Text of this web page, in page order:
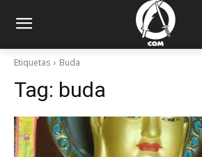
Etiquetas Buda
Tag: buda